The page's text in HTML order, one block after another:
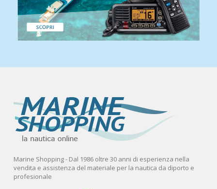
Marine Shopping - Dal 1986 oltre 30 anni di esperienza nella
vendita e assistenza del materiale per la nautica da diporto e
profesionale